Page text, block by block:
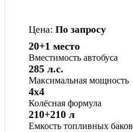
Цена: По запросу
Вместимость автобуса
20+1 место
Максимальная мощность
285 л.с.
Колёсная формула
4x4
Емкость топливных баков
210+210 л